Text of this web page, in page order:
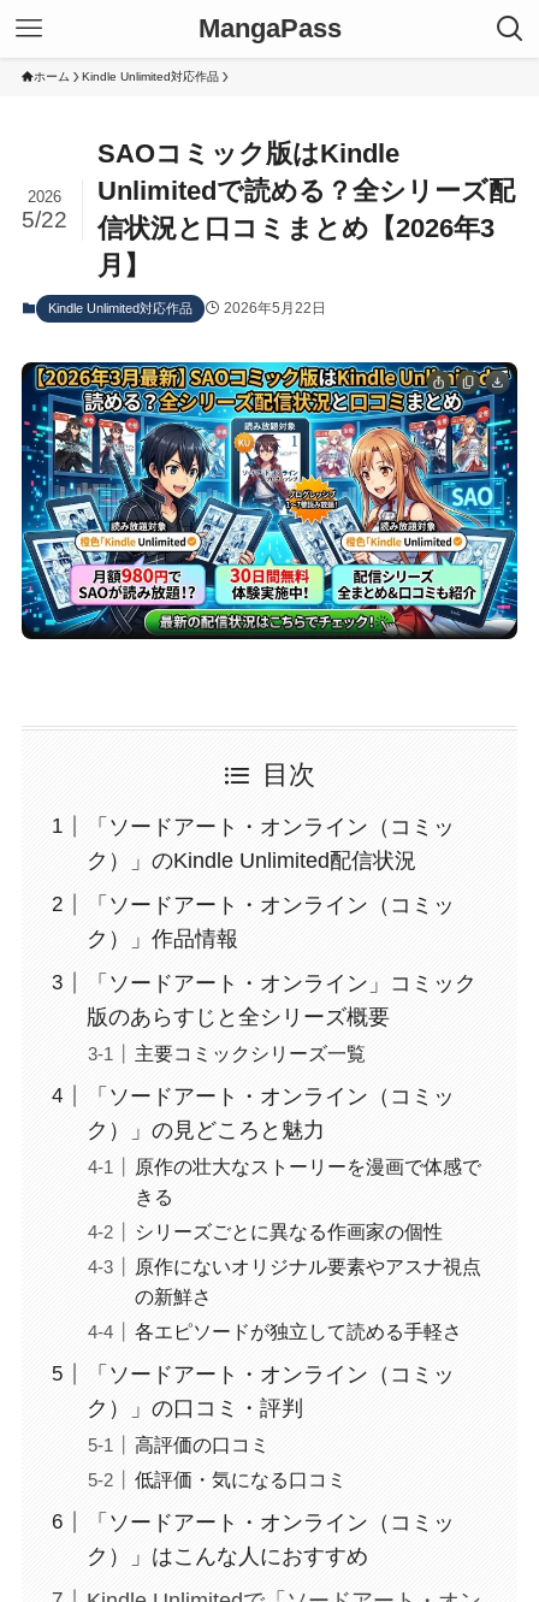
MangaPass
ホーム Kindle Unlimited対応作品
SAOコミック版はKindle
Unlimitedで読める？全シリーズ配
信状況と口コミまとめ【2026年3
月】
2026
5/22
Kindle Unlimited対応作品 2026年5月22日
目次
「ソードアート・オンライン（コミッ
ク）」のKindle Unlimited配信状況
「ソードアート・オンライン（コミッ
ク）」作品情報
「ソードアート・オンライン」コミック
版のあらすじと全シリーズ概要
主要コミックシリーズ一覧
「ソードアート・オンライン（コミッ
ク）」の見どころと魅力
原作の壮大なストーリーを漫画で体感で
きる
シリーズごとに異なる作画家の個性
原作にないオリジナル要素やアスナ視点
の新鮮さ
各エピソードが独立して読める手軽さ
「ソードアート・オンライン（コミッ
ク）」の口コミ・評判
高評価の口コミ
低評価・気になる口コミ
「ソードアート・オンライン（コミッ
ク）」はこんな人におすすめ